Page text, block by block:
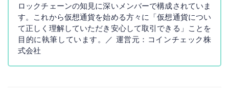
ロックチェーンの知見に深いメンバーで構成されていま
す。これから仮想通貨を始める方々に「仮想通貨につい
て正しく理解していただき安心して取引できる」ことを
目的に執筆しています。／ 運営元：コインチェック株
式会社